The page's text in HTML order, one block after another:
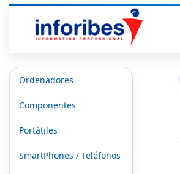
Ordenadores
Componentes
Portátiles
SmartPhones / Teléfonos